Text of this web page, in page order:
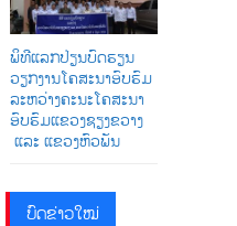
ພິທີແລກປ່ຽນບົດຮຽນ
ວຽກງານໂຄສະນາອົບຮົມ
ລະຫວ່າງຄະນະໂຄສະນາ
ອົບຮົມແຂວງຊຽງຂວາງ
ແລະ ແຂວງຫົວພັນ
ບົດຂ່າວໃໝ່